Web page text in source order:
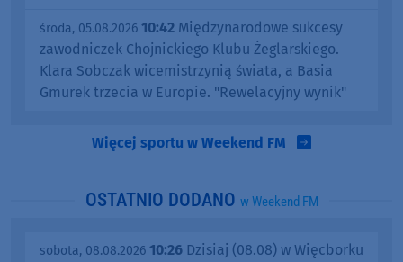
środa, 05.08.2026 10:42 Międzynarodowe sukcesy
zawodniczek Chojnickiego Klubu Żeglarskiego.
Klara Sobczak wicemistrzynią świata, a Basia
Gmurek trzecia w Europie. "Rewelacyjny wynik"
Więcej sportu w Weekend FM
OSTATNIO DODANO w Weekend FM
sobota, 08.08.2026 10:26 Dzisiaj (08.08) w Więcborku